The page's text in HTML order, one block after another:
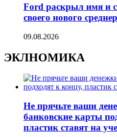
Ford раскрыл имя и
своего нового
09.08.2026
ЭКЛНОМИКА
Не прячьте ваши
банковские карты
пластик ставят на